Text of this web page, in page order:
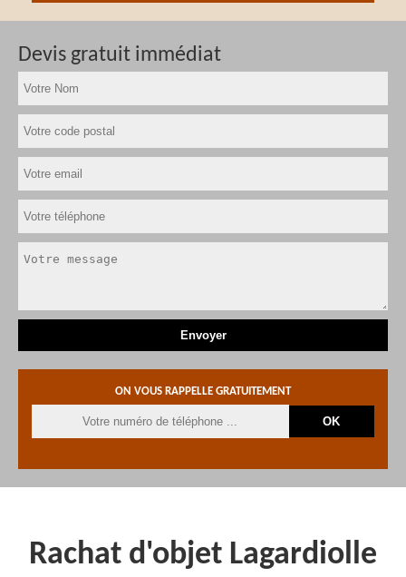
Devis gratuit immédiat
ON VOUS RAPPELLE GRATUITEMENT
Rachat d'objet Lagardiolle